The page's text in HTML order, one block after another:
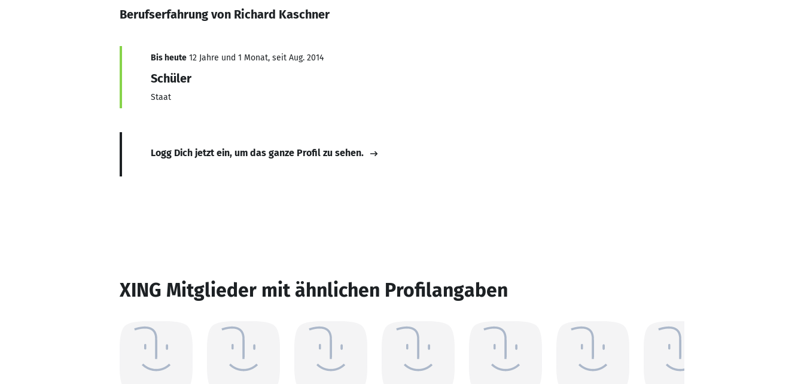
Berufserfahrung von Richard Kaschner
Bis heute 12 Jahre und 1 Monat, seit Aug. 2014
Schüler
Staat
Logg Dich jetzt ein, um das ganze Profil zu sehen.
XING Mitglieder mit ähnlichen Profilangaben